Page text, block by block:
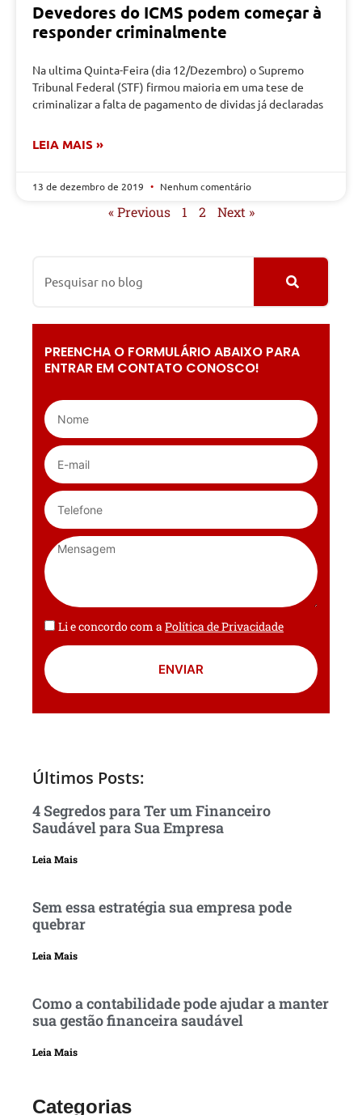
Devedores do ICMS podem começar à
responder criminalmente
Na ultima Quinta-Feira (dia 12/Dezembro) o Supremo
Tribunal Federal (STF) firmou maioria em uma tese de
criminalizar a falta de pagamento de dividas já declaradas
LEIA MAIS »
13 de dezembro de 2019 Nenhum comentário
« Previous 1 2 Next »
PREENCHA O FORMULÁRIO ABAIXO PARA
ENTRAR EM CONTATO CONOSCO!
Li e concordo com aPolítica de Privacidade
ENVIAR
Últimos Posts:
4 Segredos para Ter um Financeiro
Saudável para Sua Empresa
Leia Mais
Sem essa estratégia sua empresa pode
quebrar
Leia Mais
Como a contabilidade pode ajudar a manter
sua gestão financeira saudável
Leia Mais
Categorias